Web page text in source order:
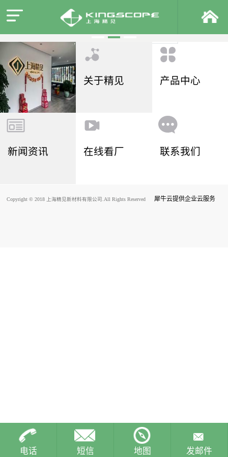
关于精见 产品中心
新闻资讯 在线看厂 联系我们
Copyright © 2018 上海精见新材料有限公司.All Rights Reserved 犀牛云提供企业云服务
电话 短信 地图 发邮件